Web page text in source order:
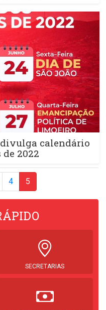
calendário
2022
4 5
SECRETARIAS